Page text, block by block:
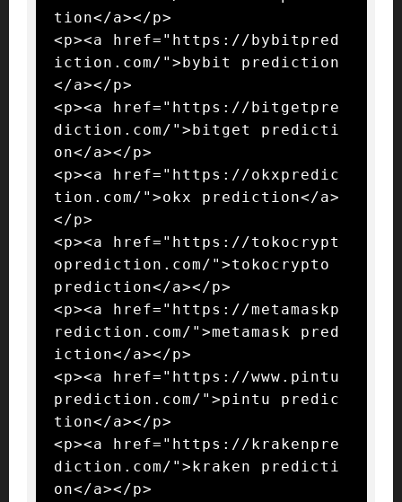
tion</a></p>
<p><a href="https://bybitpred
iction.com/">bybit prediction
</a></p>
<p><a href="https://bitgetpre
diction.com/">bitget predicti
on</a></p>
<p><a href="https://okxpredic
tion.com/">okx prediction</a>
</p>
<p><a href="https://tokocrypt
oprediction.com/">tokocrypto
prediction</a></p>
<p><a href="https://metamaskp
rediction.com/">metamask pred
iction</a></p>
<p><a href="https://www.pintu
prediction.com/">pintu predic
tion</a></p>
<p><a href="https://krakenpre
diction.com/">kraken predicti
on</a></p>